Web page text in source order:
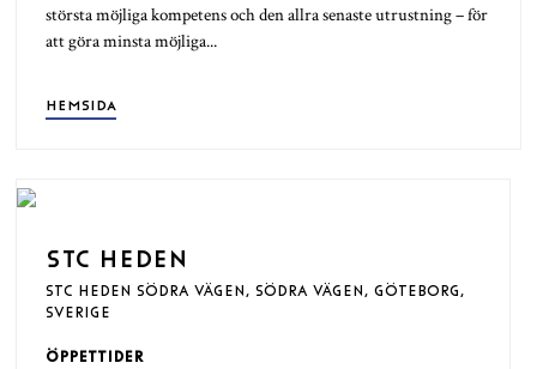
största möjliga kompetens och den allra senaste utrustning – för
att göra minsta möjliga...
HEMSIDA
STC HEDEN
STC HEDEN SÖDRA VÄGEN, SÖDRA VÄGEN, GÖTEBORG,
SVERIGE
ÖPPETTIDER